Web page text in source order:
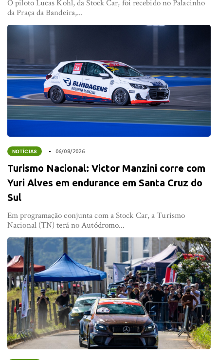
O piloto Lucas Kohl, da Stock Car, foi recebido no Palacinho
da Praça da Bandeira,...
NOTÍCIAS 06/08/2026
Turismo Nacional: Victor Manzini corre com
Yuri Alves em endurance em Santa Cruz do
Sul
Em programação conjunta com a Stock Car, a Turismo
Nacional (TN) terá no Autódromo...